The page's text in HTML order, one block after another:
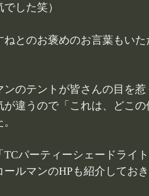
した笑）
とのお褒めのお言葉もいた
のテントが皆さんの目を
違うので「これは、どこの
パーティーシェードライ
ルマンのHPも紹介してお